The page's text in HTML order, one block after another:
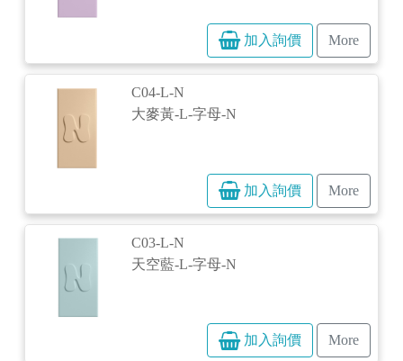
加入詢價 More
C04-L-N
大麥黃-L-字母-N
加入詢價 More
C03-L-N
天空藍-L-字母-N
加入詢價 More